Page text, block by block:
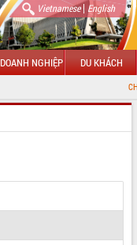
Vietnamese| English
DOANH NGHIỆP DU KHÁCH
CHÀO